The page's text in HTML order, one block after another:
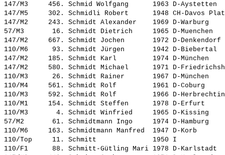
147/M3     456. Schmid Wolfgang
1963 D-
147/M5     302. Schmidli Robert
1948 CH-
147/M2     243. Schmidt Alexander
1969 D-
57/M3       16. Schmidt Dietrich
1965 D-
147/M2     667. Schmidt Jochen
1972 D-
110/M6      93. Schmidt Jürgen
1942 D-
147/M2     185. Schmidt Karl
1974 D-
147/M2     580. Schmidt Michael
1971 D-
110/M3      26. Schmidt Rainer
1967 D-
110/M4     561. Schmidt Rolf
1961 D-
110/M3     592. Schmidt Rolf
1966 D-
110/M1     154. Schmidt Steffen
1978 D-Erfurt
110/M3       4. Schmidt Winfried
1965 D-Kissing
57/M2       61. Schmidtmann Ingo
1974 D-
110/M6     163. Schmidtmann Manfred
1947 D-Korb
110/Top     11. Schmitt
1950 I
110/F1      88. Schmitt-Gütling Mari 1978 D-